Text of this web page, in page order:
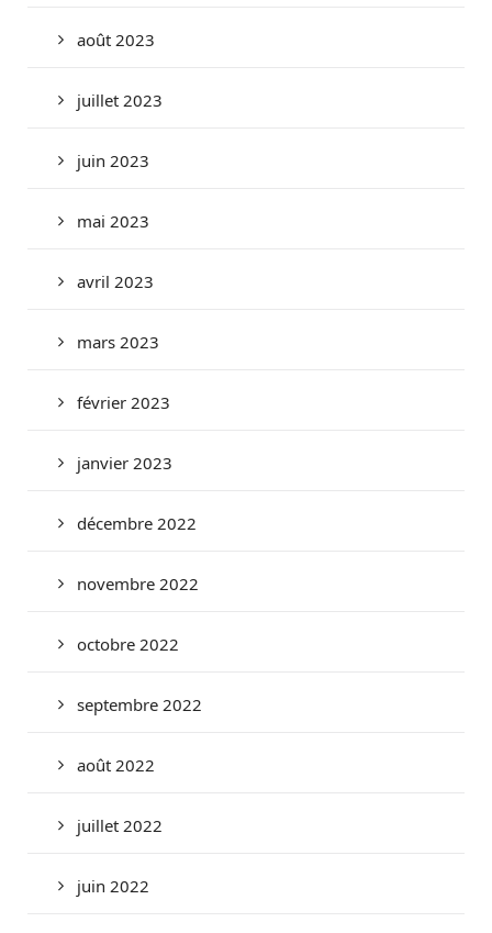
août 2023
juillet 2023
juin 2023
mai 2023
avril 2023
mars 2023
février 2023
janvier 2023
décembre 2022
novembre 2022
octobre 2022
septembre 2022
août 2022
juillet 2022
juin 2022